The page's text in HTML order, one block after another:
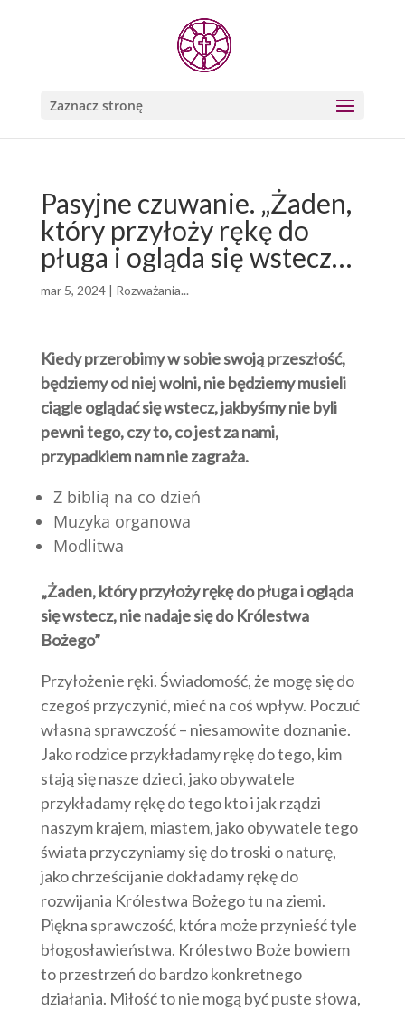
Zaznacz stronę
Pasyjne czuwanie. „Żaden,
który przyłoży rękę do
pługa i ogląda się wstecz…
mar 5, 2024| Rozważania...
Kiedy przerobimy w sobie swoją przeszłość,
będziemy od niej wolni, nie będziemy musieli
ciągle oglądać się wstecz, jakbyśmy nie byli
pewni tego, czy to, co jest za nami,
przypadkiem nam nie zagraża.
Z biblią na co dzień
Muzyka organowa
Modlitwa
„Żaden, który przyłoży rękę do pługa i ogląda
się wstecz, nie nadaje się do Królestwa
Bożego”
Przyłożenie ręki. Świadomość, że mogę się do
czegoś przyczynić, mieć na coś wpływ. Poczuć
własną sprawczość – niesamowite doznanie.
Jako rodzice przykładamy rękę do tego, kim
stają się nasze dzieci, jako obywatele
przykładamy rękę do tego kto i jak rządzi
naszym krajem, miastem, jako obywatele tego
świata przyczyniamy się do troski o naturę,
jako chrześcijanie dokładamy rękę do
rozwijania Królestwa Bożego tu na ziemi.
Piękna sprawczość, która może przynieść tyle
błogosławieństwa. Królestwo Boże bowiem
to przestrzeń do bardzo konkretnego
działania. Miłość to nie mogą być puste słowa,